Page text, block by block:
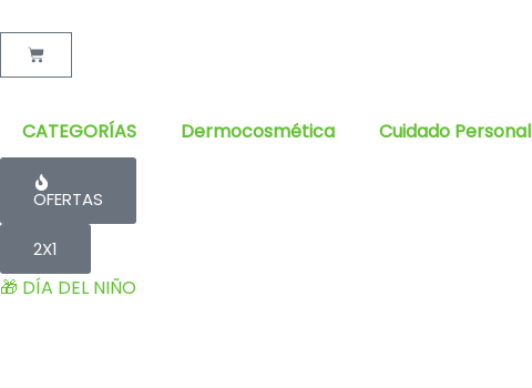
Cart
CATEGORÍAS Dermocosmética Cuidado Personal
OFERTAS
2X1
🎁 DÍA DEL NIÑO